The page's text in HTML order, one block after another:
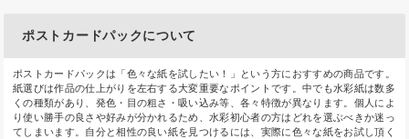
ポストカードパックについて
ポストカードパックは「色々な紙を試したい！」という方におすすめの商品です。
紙選びは作品の仕上がりを左右する大変重要なポイントです。中でも水彩紙は数多
くの種類があり、発色・目の粗さ・吸い込み等、各々特徴が異なります。個人によ
り使い勝手の良さや好みが分かれるため、水彩初心者の方はどれを選ぶべきか迷っ
てしまいます。自分と相性の良い紙を見つけるには、実際に色々な紙をお試し頂く